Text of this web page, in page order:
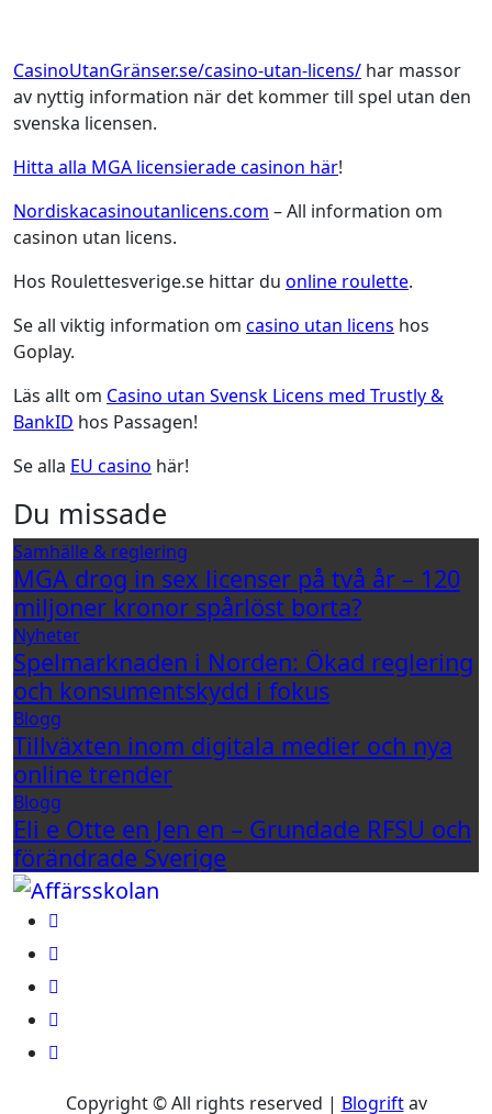
CasinoUtanGränser.se/casino-utan-licens/ har massor
av nyttig information när det kommer till spel utan den
svenska licensen.
Hitta alla MGA licensierade casinon här!
Nordiskacasinoutanlicens.com – All information om
casinon utan licens.
Hos Roulettesverige.se hittar du online roulette.
Se all viktig information om casino utan licens hos
Goplay.
Läs allt om Casino utan Svensk Licens med Trustly &
BankID hos Passagen!
Se alla EU casino här!
Du missade
Samhälle & reglering
MGA drog in sex licenser på två år – 120
miljoner kronor spårlöst borta?
Nyheter
Spelmarknaden i Norden: Ökad reglering
och konsumentskydd i fokus
Blogg
Tillväxten inom digitala medier och nya
online trender
Blogg
Eli e Otte en Jen en – Grundade RFSU och
förändrade Sverige
Copyright © All rights reserved | Blogriftav